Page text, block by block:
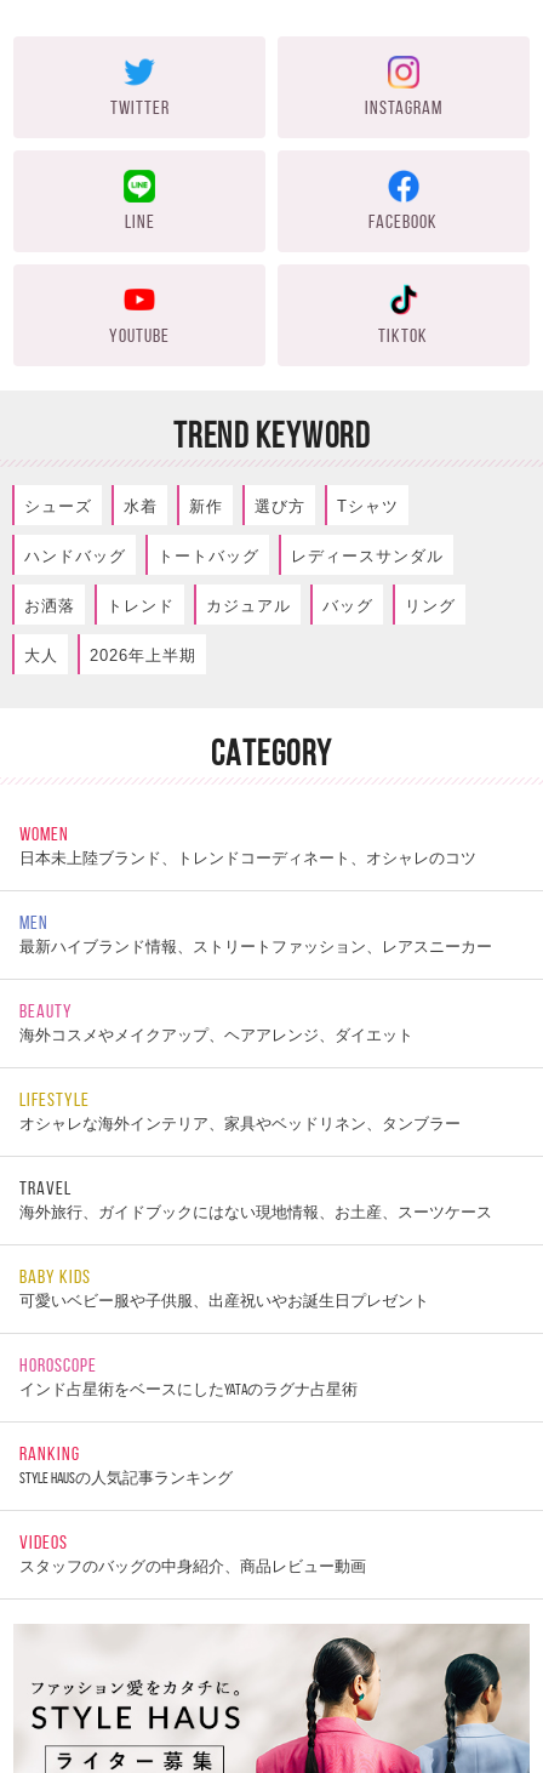
TWITTER INSTAGRAM
LINE FACEBOOK
YOUTUBE TIKTOK
TREND KEYWORD
シューズ 水着 新作 選び方 Tシャツ
ハンドバッグ トートバッグ レディースサンダル
お洒落 トレンド カジュアル バッグ リング
大人 2026年上半期
CATEGORY
WOMEN
日本未上陸ブランド、トレンドコーディネート、オシャレのコツ
MEN
最新ハイブランド情報、ストリートファッション、レアスニーカー
BEAUTY
海外コスメやメイクアップ、ヘアアレンジ、ダイエット
LIFESTYLE
オシャレな海外インテリア、家具やベッドリネン、タンブラー
TRAVEL
海外旅行、ガイドブックにはない現地情報、お土産、スーツケース
BABY KIDS
可愛いベビー服や子供服、出産祝いやお誕生日プレゼント
HOROSCOPE
インド占星術をベースにしたYATAのラグナ占星術
RANKING
STYLE HAUSの人気記事ランキング
VIDEOS
スタッフのバッグの中身紹介、商品レビュー動画